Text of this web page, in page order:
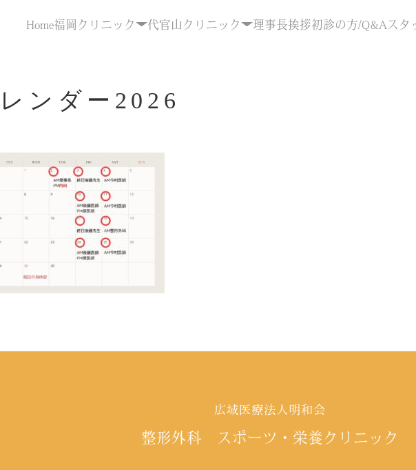
Home福岡クリニック 代官山クリニック 理事長挨拶初診の方/Q&A スタ
ンダー2026
広域医療法人明和会
整形外科 スポーツ・栄養クリニック